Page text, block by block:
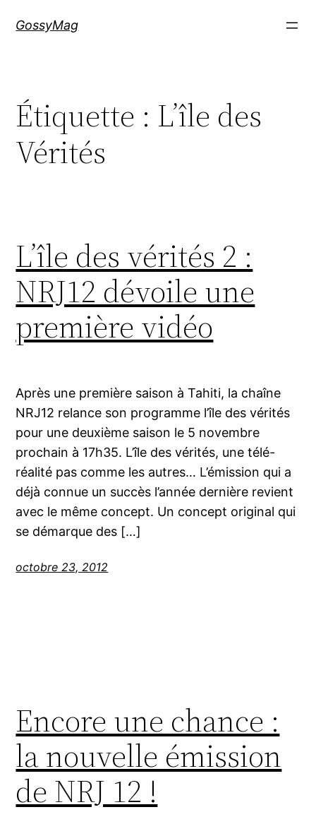
GossyMag
Étiquette : L’île des
Vérités
L’île des vérités 2 :
NRJ12 dévoile une
première vidéo
Après une première saison à Tahiti, la chaîne
NRJ12 relance son programme l’île des vérités
pour une deuxième saison le 5 novembre
prochain à 17h35. L’île des vérités, une télé-
réalité pas comme les autres… L’émission qui a
déjà connue un succès l’année dernière revient
avec le même concept. Un concept original qui
se démarque des […]
octobre 23, 2012
Encore une chance :
la nouvelle émission
de NRJ 12 !